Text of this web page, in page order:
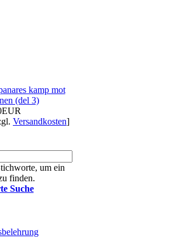
kamp mot
(del 3)
Versandkosten]
um ein
finden.
Suche